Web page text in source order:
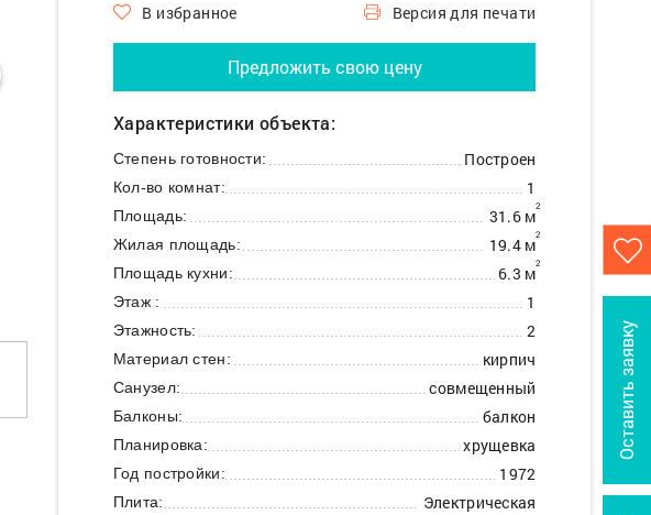
Оставить заявку
В избранное
Версия для печати
Предложить свою цену
Характеристики объекта:
Степень готовности: Построен
Кол-во комнат: 1
Площадь: 31.6 м2
Жилая площадь: 19.4 м2
Площадь кухни: 6.3 м2
Этаж : 1
Этажность: 2
Материал стен: кирпич
Санузел: совмещенный
Балконы: балкон
Планировка: хрущевка
Год постройки: 1972
Плита: Электрическая